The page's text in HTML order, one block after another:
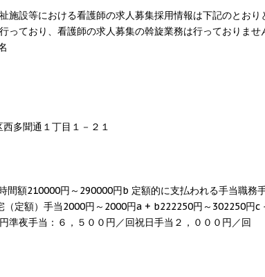
施設等における看護師の求人募集採用情報は下記のとおり
っており、看護師の求人募集の斡旋業務は行っておりませ
多聞通１丁目１－２１
間額210000円～290000円b 定額的に支払われる手当職務
（定額）手当2000円～2000円a + b222250円～302250円c
準夜手当：６，５００円／回祝日手当２，０００円／回